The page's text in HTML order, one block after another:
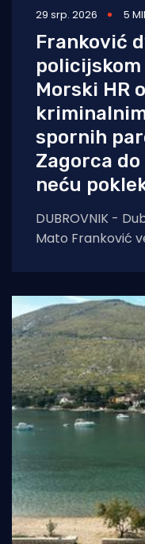
29 srp. 2026 5
Franković
Morski HR
spornih
Zagorca do
neću
DUBROVNIK -
Mato Franković